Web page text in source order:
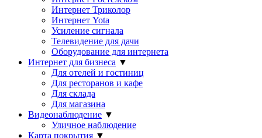
Интернет Триколор
Интернет Yota
Усиление сигнала
Телевидение для дачи
Оборудование для интернета
Интернет для бизнеса ▼
Для отелей и гостиниц
Для ресторанов и кафе
Для склада
Для магазина
Видеонаблюдение ▼
Уличное наблюдение
Карта покрытия ▼